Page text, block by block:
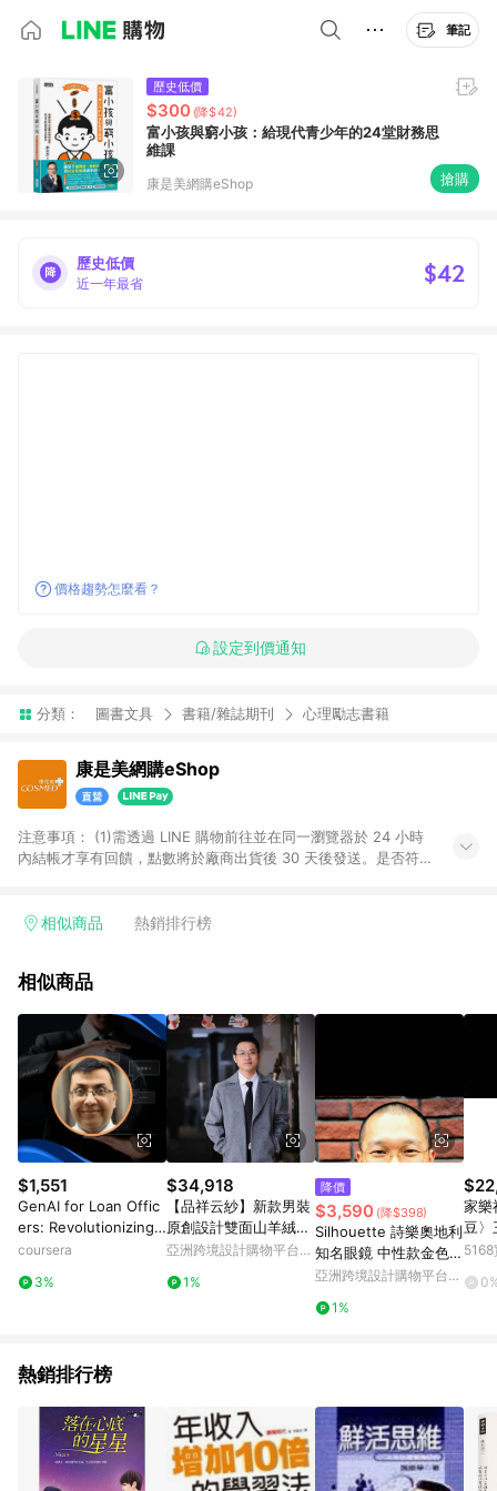
筆記
歷史低價
$300 (降$42)
富小孩與窮小孩：給現代青少年的24堂財務思
維課
康是美網購eShop 搶購
歷史低價
近一年最省 $42
價格趨勢怎麼看？
設定到價通知
分類： 圖書文具 書籍/雜誌期刊 心理勵志書籍
康是美網購eShop
注意事項：​ (1)需透過 LINE 購物前往並在同一瀏覽器於 24 小時
內結帳才享有回饋，點數將於廠商出貨後 30 天後發送。​是否符
黃金鑽飾/精品相關/3C數位(含周邊)/家電視聽/運動戶外/母嬰用
饋%」，將於訂單成立後由「LINE購物通知」之官方帳號訊息通
依LINE購物網站訂單成立通知為準。​​ (5)LINE購物設有「單一商
品最高回饋點數」機制 (部分時段開放「回饋無上限」)，以同一
訂單中同一商品不論件數計算，請依訂單成立當下LINE購物的回
饋機制為準。
相似商品 熱銷排行榜
相似商品
$1,551
GenAI for Loan Offic
ers: Revolutionizing
Credit Scoring
coursera
3%
$34,918
【品祥云紗】新款男裝
原創設計雙面山羊絨大
衣 手工縫制
亞洲跨境設計購物平台
1%
降價
$3,590 (降$398)
Silhouette 詩樂奧地利
知名眼鏡 中性款金色全
新金屬古董眼鏡
亞洲跨境設計購物平台
1%
家樂
豆〉
新北
熱銷排行榜